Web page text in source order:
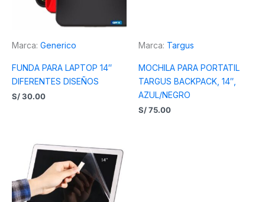
Marca: Generico
FUNDA PARA LAPTOP 14″
DIFERENTES DISEÑOS
S/ 30.00
Marca: Targus
MOCHILA PARA PORTATIL
TARGUS BACKPACK, 14″,
AZUL/NEGRO
S/ 75.00